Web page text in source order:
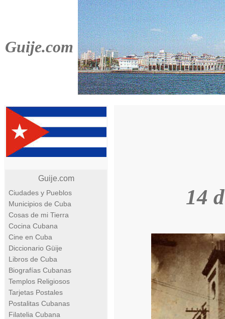
Guije.com
Guije.com
Ciudades y Pueblos
Municipios de Cuba
Cosas de mi Tierra
Cocina Cubana
Cine en Cuba
Diccionario Güije
Libros de Cuba
Biografías Cubanas
Templos Religiosos
Tarjetas Postales
Postalitas Cubanas
Filatelia Cubana
14